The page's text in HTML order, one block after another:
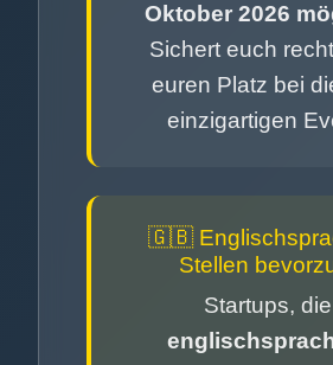
Oktober 2026
Sichert euch
euren Platz bei
einzigartigen
🇬🇧
Stellen
Startups, die